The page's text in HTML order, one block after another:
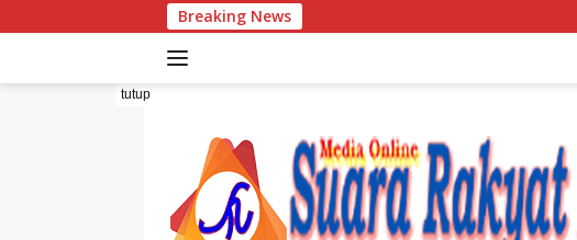
ke
Breaking News
tutup